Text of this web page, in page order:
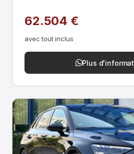
62.504 €
avec tout inclus
Plus